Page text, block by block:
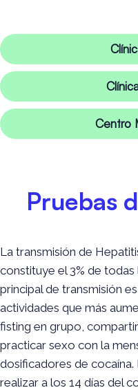
Centro
Pruebas
La transmisión de
constituye el 3% de
principal de transmisión
actividades que más
fisting en grupo,
practicar sexo con la
dosificadores de
realizar a los 14 días del